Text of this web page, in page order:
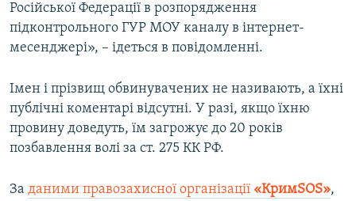
Російської Федерації в розпорядження
підконтрольного ГУР МОУ каналу в інтернет-
месенджері», – ідеться в повідомленні.
Імен і прізвищ обвинувачених не називають, а їхні
публічні коментарі відсутні. У разі, якщо їхню
провину доведуть, їм загрожує до 20 років
позбавлення волі за ст. 275 КК РФ.
За даними правозахисної організації «КримSOS»,